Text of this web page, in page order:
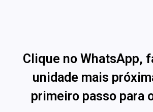
Clique no WhatsApp,
unidade mais
primeiro passo para